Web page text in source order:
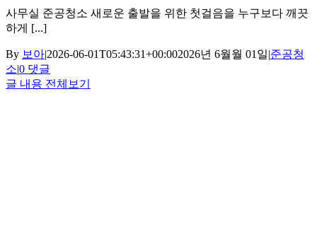
사무실 준공청소 새로운 출발을 위한 첫걸음을 누구보다 깨끗
하게 [...]
By 보아|2026-06-01T05:43:31+00:002026년 6월월 01일|준공청
소|0 댓글
글 내용 전체보기